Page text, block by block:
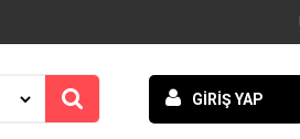
GİRİŞ YAP